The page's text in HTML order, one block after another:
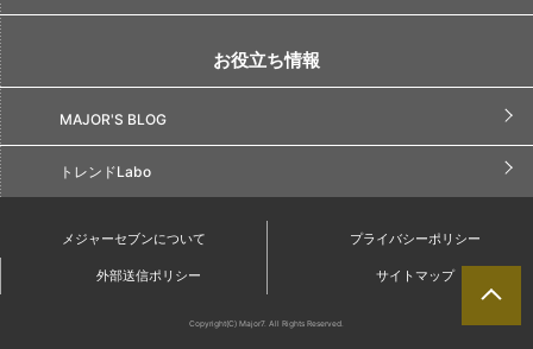
お役立ち情報
MAJOR'S BLOG
トレンドLabo
メジャーセブンについて プライバシーポリシー
外部送信ポリシー サイトマップ
Copyright(C) Major7. All Rights Reserved.